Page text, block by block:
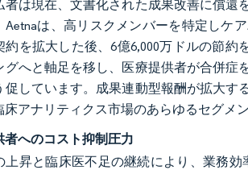
者は現在、文書化された成果改善に償還
Aetnaは、高リスクメンバーを特定しケ
約を拡大した後、6億6,000万ドルの節約
グへと軸足を移し、医療提供者が合併
促しています。成果連動型報酬が拡大
床アナリティクス市場のあらゆるセグメ
者へのコスト抑制圧力
上昇と臨床医不足の継続により、業務効